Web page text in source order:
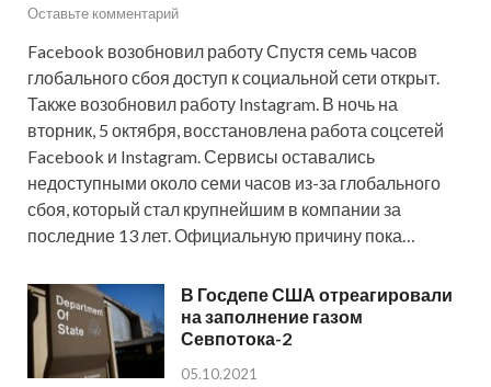
Оставьте комментарий
Facebook возобновил работу Спустя семь часов
глобального сбоя доступ к социальной сети открыт.
Также возобновил работу Instagram. В ночь на
вторник, 5 октября, восстановлена работа соцсетей
Facebook и Instagram. Сервисы оставались
недоступными около семи часов из-за глобального
сбоя, который стал крупнейшим в компании за
последние 13 лет. Официальную причину пока…
В Госдепе США отреагировали
на заполнение газом
Севпотока-2
05.10.2021